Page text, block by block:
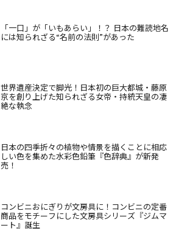
「一口」が「いもあらい」！？ 日本の難読地名
には知られざる“名前の法則”があった
世界遺産決定で脚光！日本初の巨大都城・藤原
京を創り上げた知られざる女帝・持統天皇の凄
絶な執念
日本の四季折々の植物や情景を描くことに相応
しい色を集めた水彩色鉛筆『色辞典』が新発
売！
コンビニおにぎりが文房具に！コンビニの定番
商品をモチーフにした文房具シリーズ『ジムマ
ート』誕生